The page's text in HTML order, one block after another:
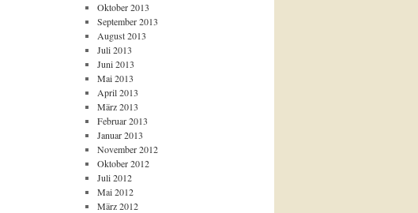
Oktober 2013
September 2013
August 2013
Juli 2013
Juni 2013
Mai 2013
April 2013
März 2013
Februar 2013
Januar 2013
November 2012
Oktober 2012
Juli 2012
Mai 2012
März 2012